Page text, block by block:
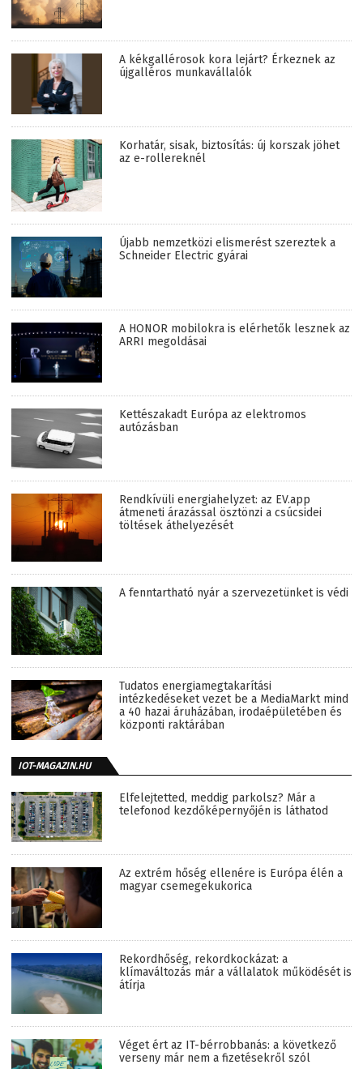
A kékgallérosok kora lejárt? Érkeznek az
újgalléros munkavállalók
Korhatár, sisak, biztosítás: új korszak jöhet
az e-rollereknél
Újabb nemzetközi elismerést szereztek a
Schneider Electric gyárai
A HONOR mobilokra is elérhetők lesznek az
ARRI megoldásai
Kettészakadt Európa az elektromos
autózásban
Rendkívüli energiahelyzet: az EV.app
átmeneti árazással ösztönzi a csúcsidei
töltések áthelyezését
A fenntartható nyár a szervezetünket is védi
Tudatos energiamegtakarítási
intézkedéseket vezet be a MediaMarkt mind
a 40 hazai áruházában, irodaépületében és
központi raktárában
IOT-MAGAZIN.HU
Elfelejtetted, meddig parkolsz? Már a
telefonod kezdőképernyőjén is láthatod
Az extrém hőség ellenére is Európa élén a
magyar csemegekukorica
Rekordhőség, rekordkockázat: a
klímaváltozás már a vállalatok működését is
átírja
Véget ért az IT-bérrobbanás: a következő
verseny már nem a fizetésekről szól